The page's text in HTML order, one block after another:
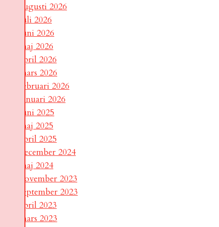
augusti 2026
juli 2026
juni 2026
maj 2026
april 2026
mars 2026
februari 2026
januari 2026
juni 2025
maj 2025
april 2025
december 2024
maj 2024
november 2023
september 2023
april 2023
mars 2023